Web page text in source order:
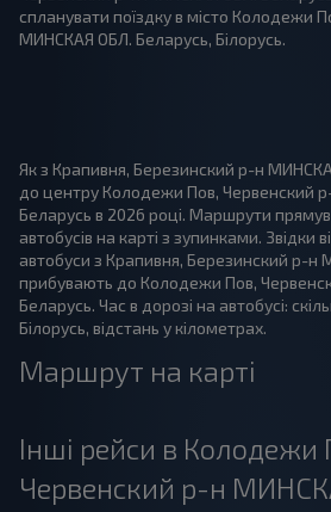
спланувати поїздку в місто Колодежи
МИНСКАЯ ОБЛ. Беларусь, Білорусь.
Як з Крапивня, Березинский р-н
до центру Колодежи Пов, Червенский
Беларусь в 2026 році. Маршрути
автобусів на карті з зупинками. Звідки
автобуси з Крапивня, Березинский р-н
прибувають до Колодежи Пов,
Беларусь. Час в дорозі на автобусі:
Білорусь, відстань у кілометрах.
Маршрут на карті
Інші рейси в Колодежи
Червенский р-н